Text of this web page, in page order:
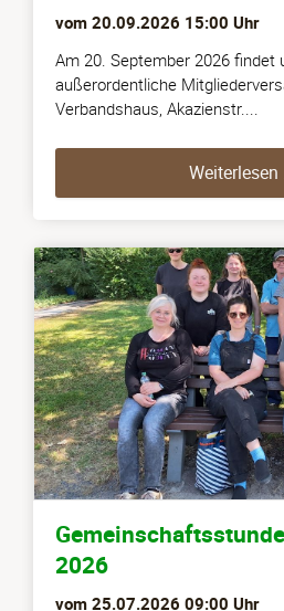
vom 20.09.2026 15:00 Uhr
Am 20. September 2026 findet
außerordentliche
Verbandshaus, Akazienstr....
Weiterlesen
2026
vom 25.07.2026 09:00 Uhr